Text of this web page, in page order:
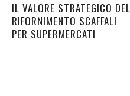
IL VALORE STRATEGICO DEL
RIFORNIMENTO SCAFFALI
PER SUPERMERCATI